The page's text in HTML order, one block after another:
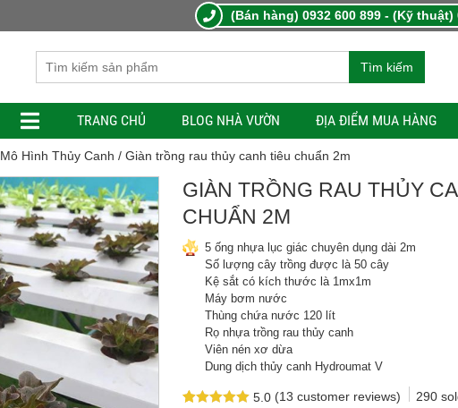
(Bán hàng) 0932 600 899 - (Kỹ thuật)
Tìm kiếm
TRANG CHỦ BLOG NHÀ VƯỜN ĐỊA ĐIỂM MUA HÀNG
Mô Hình Thủy Canh / Giàn trồng rau thủy canh tiêu chuẩn 2m
GIÀN TRỒNG RAU THỦY
CHUẨN 2M
5 ống nhựa lục giác chuyên dụng dài 2m
Số lượng cây trồng được là 50 cây
Kệ sắt có kích thước là 1mx1m
Máy bơm nước
Thùng chứa nước 120 lít
Rọ nhựa trồng rau thủy canh
Viên nén xơ dừa
Dung dịch thủy canh Hydroumat V
5.0 (13 customer reviews) 290